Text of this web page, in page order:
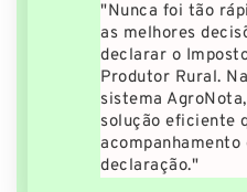
"Nunca foi tão
as melhores
declarar o
Produtor Rural.
sistema
solução eficiente
acompanhamento
declaração."